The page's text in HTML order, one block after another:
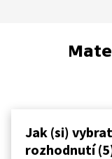
Jak (si)
rozhodnutí